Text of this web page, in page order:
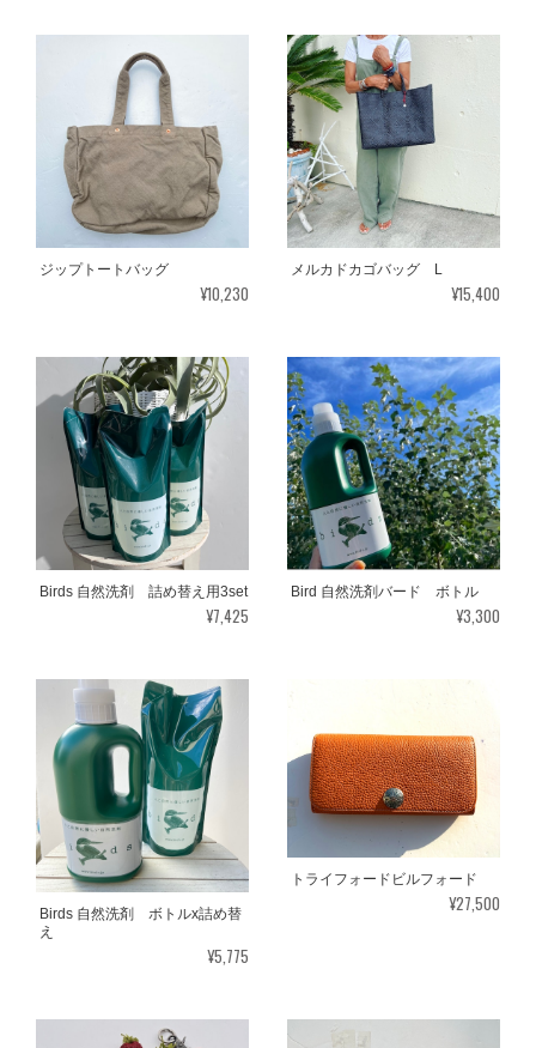
ジップトートバッグ
¥10,230
メルカドカゴバッグ L
¥15,400
Birds 自然洗剤 詰め替え用3set
¥7,425
Bird 自然洗剤バード ボトル
¥3,300
Birds 自然洗剤 ボトルx詰め替
え
¥5,775
トライフォードビルフォード
¥27,500